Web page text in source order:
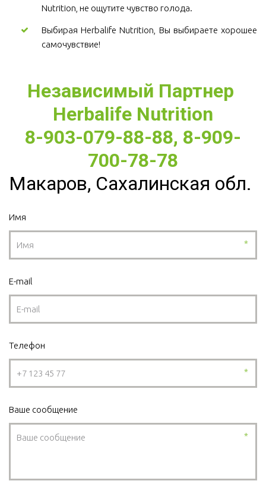
Nutrition, не ощутите чувство голода.
Выбирая Herbalife Nutrition, Вы выбираете хорошее
самочувствие!
Независимый Партнер
Herbalife Nutrition
8-903-079-88-88, 8-909-
700-78-78
Макаров, Сахалинская обл.
Имя
*
E-mail
Телефон
*
Ваше сообщение
*